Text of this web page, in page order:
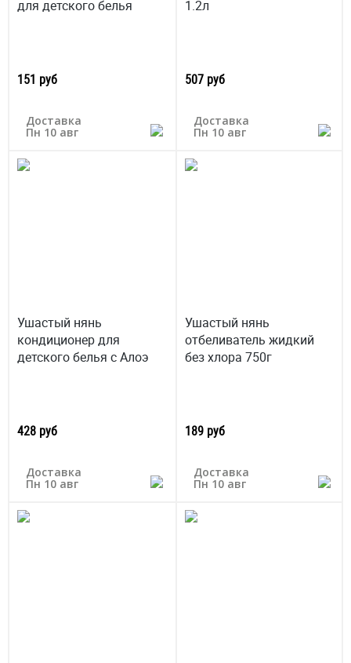
для детского белья
151 руб
Доставка
Пн 10 авг
1.2л
507 руб
Доставка
Пн 10 авг
Ушастый нянь
кондиционер для
детского белья с Алоэ
428 руб
Доставка
Пн 10 авг
Ушастый нянь
отбеливатель жидкий
без хлора 750г
189 руб
Доставка
Пн 10 авг